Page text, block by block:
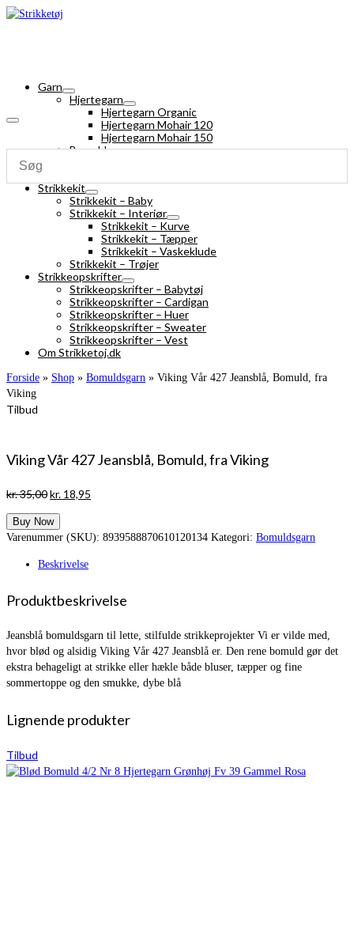
Garn
Hjertegarn
Hjertegarn Organic
Hjertegarn Mohair 120
Hjertegarn Mohair 150
Bomuldsgarn
Strikkekit
Strikkekit – Baby
Strikkekit – Interiør
Strikkekit – Kurve
Strikkekit – Tæpper
Strikkekit – Vaskeklude
Strikkekit – Trøjer
Strikkeopskrifter
Strikkeopskrifter – Babytøj
Strikkeopskrifter – Cardigan
Strikkeopskrifter – Huer
Strikkeopskrifter – Sweater
Strikkeopskrifter – Vest
Om Strikketoj.dk
Forside » Shop » Bomuldsgarn » Viking Vår 427 Jeansblå, Bomuld, fra
Viking
Tilbud
Viking Vår 427 Jeansblå, Bomuld, fra Viking
kr.35,00Den
pris
var:
kr. 18,95
er:
Buy Now
Varenummer (SKU): 8939588870610120134 Kategori: Bomuldsgarn
Beskrivelse
Produktbeskrivelse
Jeansblå bomuldsgarn til lette, stilfulde strikkeprojekter Vi er vilde med,
hvor blød og alsidig Viking Vår 427 Jeansblå er. Den rene bomuld gør det
ekstra behageligt at strikke eller hækle både bluser, tæpper og fine
sommertoppe og den smukke, dybe blå
Lignende produkter
Tilbud